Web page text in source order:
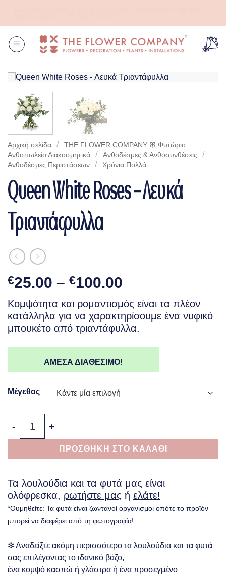
Αρχική σελίδα /
THE FLOWER COMPANY ꕥ Φυτώριο
Aνθοπωλείο Διακοσμητικά
/ Ανθοδέσμες & Ανθοσυνθέσεις /
Ανθοδέσμες Περιστάσεων / Χρόνια Πολλά
Queen White Roses – Λευκά
Τριαντάφυλλα
€25.00 – €100.00
range:
€25.00
through
Κομψότητα και ρομαντισμός είναι τα πλέον
κατάλληλα για να χαρακτηρίσουμε ένα νυφικό
μπουκέτο από τριαντάφυλλα.
ΑΜΕΣΑ ΔΙΑΘΕΣΙΜΟ!
Μέγεθος
ΠΡΟΣΘΗΚΗ ΣΤΟ ΚΑΛΑΘΙ
Τα λουλούδια και τα φυτά μας είναι
ολόφρεσκα, ρωτήστε μας ή ελάτε!
*Θυμηθείτε: Τα φυτά είναι ζωντανοί οργανισμοί οπότε το προϊόν
μπορεί να διαφέρει από τη φωτογραφία!
✻ Αναδείξτε ακόμη περισσότερο τα λουλούδια και τα φυτά
σας επιλέγοντας το ιδανικό βάζο,
ένα κομψό κασπώ ή γλάστρα ή ένα προσεγμένο